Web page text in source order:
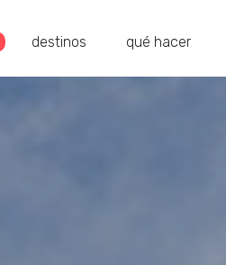
destinos qué hacer